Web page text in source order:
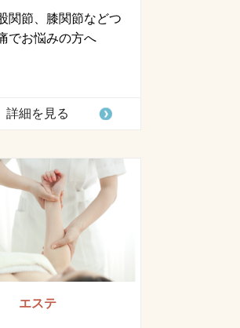
関節、膝関節などつ
でお悩みの方へ
詳細を見る
エステ